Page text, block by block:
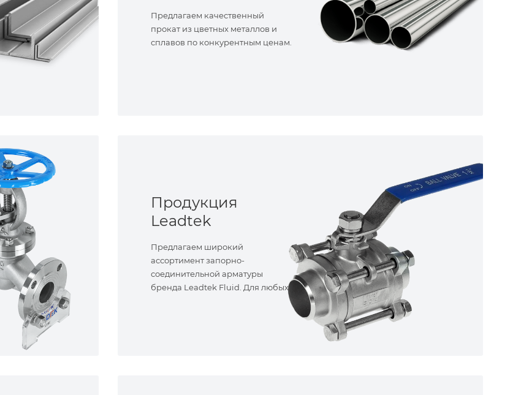
Предлагаем качественный
прокат из цветных металлов и
сплавов по конкурентным ценам.
Продукция
Leadtek
Предлагаем широкий
ассортимент запорно-
соединительной арматуры
бренда Leadtek Fluid. Для любых